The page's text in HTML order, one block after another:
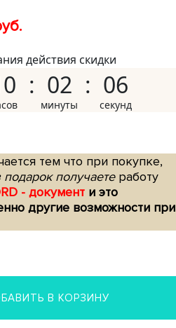
действия скидки
02 05
тем что при покупке,
получаетеработу
- документ и это
другие возможности при
В КОРЗИНУ